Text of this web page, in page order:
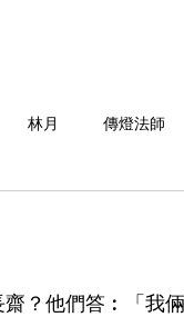
林月 傳燈法師
？他們答︰「我